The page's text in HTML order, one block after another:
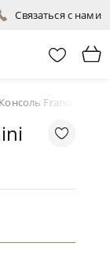
Связаться с нами
Консоль Franco